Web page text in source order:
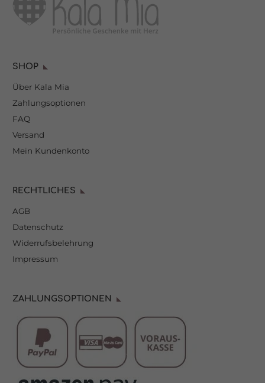
SHOP
Über Kala Mia
Zahlungsoptionen
FAQ
Versand
Mein Kundenkonto
RECHTLICHES
AGB
Datenschutz
Widerrufsbelehrung
Impressum
ZAHLUNGSOPTIONEN